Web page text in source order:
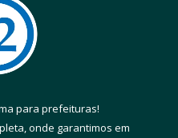
para prefeituras!
onde garantimos em